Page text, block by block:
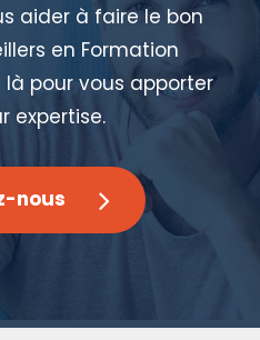
aider à faire le bon
en Formation
là pour vous apporter
expertise.
nous